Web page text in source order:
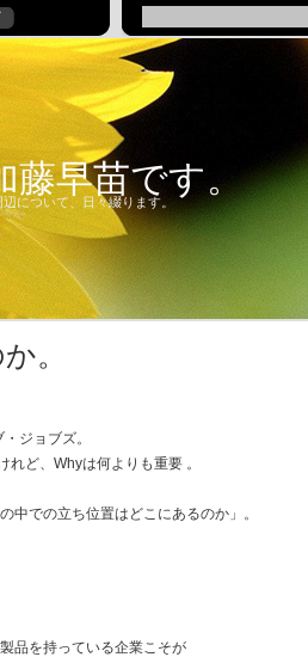
藤早苗です。
について、日々綴ります。
。
ジョブズ。
ど、Whyは何よりも重要 。
中での立ち位置はどこにあるのか」。
品を持っている企業こそが